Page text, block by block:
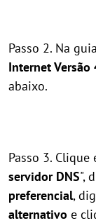
Passo 2. Na guia
Internet Versão
abaixo.
Passo 3. Clique
servidor DNS",
preferencial,
alternativo e